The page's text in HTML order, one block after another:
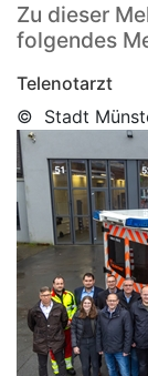
Zu dieser
folgendes
Telenotarzt
© Stadt